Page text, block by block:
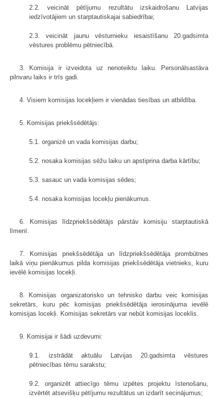
2.2. veicināt pētījumu rezultātu izskaidrošanu Latvijas
iedzīvotājiem un starptautiskajai sabiedrībai;
2.3. veicināt jaunu vēsturnieku iesaistīšanu 20.gadsimta
vēstures problēmu pētniecībā.
3. Komisija ir izveidota uz nenoteiktu laiku. Personālsastāva
pilnvaru laiks ir trīs gadi.
4. Visiem komisijas locekļiem ir vienādas tiesības un atbildība.
5. Komisijas priekšsēdētājs:
5.1. organizē un vada komisijas darbu;
5.2. nosaka komisijas sēžu laiku un apstiprina darba kārtību;
5.3. sasauc un vada komisijas sēdes;
5.4. nosaka komisijas locekļu pienākumus.
6. Komisijas līdzpriekšsēdētājs pārstāv komisiju starptautiskā
līmenī.
7. Komisijas priekšsēdētāja un līdzpriekšsēdētāja prombūtnes
laikā viņu pienākumus pilda komisijas priekšsēdētāja vietnieks, kuru
ievēlē komisijas locekļi.
8. Komisijas organizatorisko un tehnisko darbu veic komisijas
sekretārs, kuru pēc komisijas priekšsēdētāja ierosinājuma ievēlē
komisijas locekļi. Komisijas sekretārs var nebūt komisijas loceklis.
9. Komisijai ir šādi uzdevumi:
9.1. izstrādāt aktuālu Latvijas 20.gadsimta vēstures
pētniecības tēmu sarakstu;
9.2. organizēt attiecīgo tēmu izpētes projektu īstenošanu,
izvērtēt atsevišķu pētījumu rezultātus un izdarīt secinājumus;